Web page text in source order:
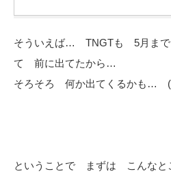
そういえば… TNGTも 5月まで
て 前に出てたから…
そろそろ 何か出てくるかも…
ということで まずは こんなと